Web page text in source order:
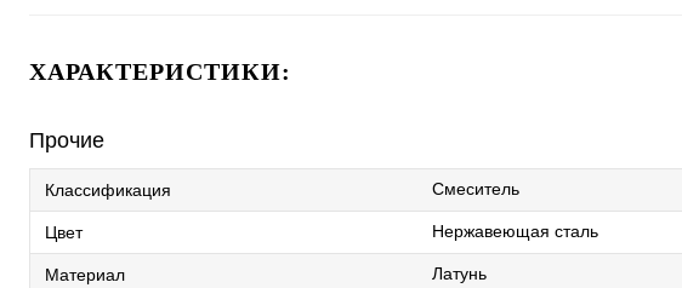
ХАРАКТЕРИСТИКИ:
Прочие
Классификация Смеситель
Цвет Нержавеющая сталь
Материал Латунь